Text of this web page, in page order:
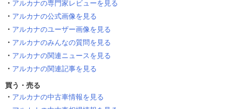
アルカナの専門家レビューを見る
アルカナの公式画像を見る
アルカナのユーザー画像を見る
アルカナのみんなの質問を見る
アルカナの関連ニュースを見る
アルカナの関連記事を見る
買う・売る
アルカナの中古車情報を見る